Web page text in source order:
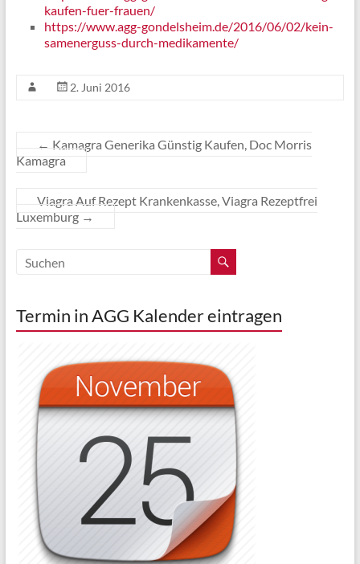
kaufen-fuer-frauen/
https://www.agg-gondelsheim.de/2016/06/02/kein-
samenerguss-durch-medikamente/
2. Juni 2016
← Kamagra Generika Günstig Kaufen, Doc Morris
Kamagra
Viagra Auf Rezept Krankenkasse, Viagra Rezeptfrei
Luxemburg →
Termin in AGG Kalender eintragen